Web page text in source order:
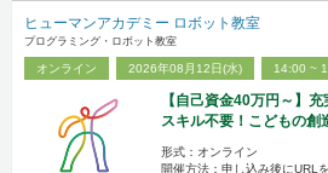
ヒューマンアカデミー ロボット教室
プログラミング・ロボット教室
オンライン 2026年08月12日(水) 14:00 ~
【自己資金40万円～】
スキル不要！こどもの創
形式：オンライン
開催方法：申し込み後にURL